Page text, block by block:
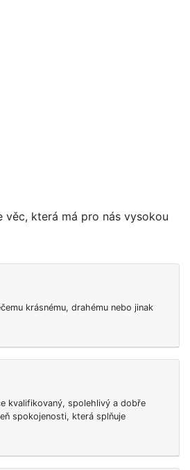
věc, která má pro nás vysokou
krásnému, drahému nebo jinak
kvalifikovaný, spolehlivý a dobře
spokojenosti, která splňuje